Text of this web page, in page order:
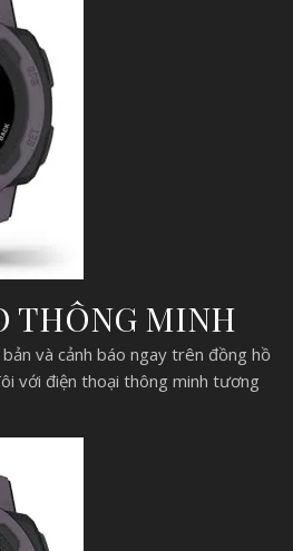
THÔNG MINH
và cảnh báo ngay trên đồng hồ
với điện thoại thông minh tương